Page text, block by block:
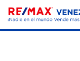
Saltar